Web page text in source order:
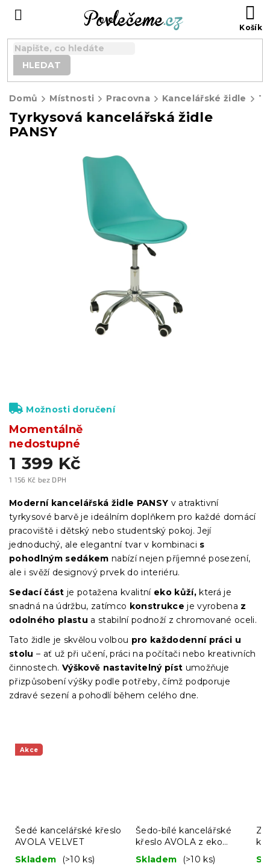
HLEDAT
Domů Místnosti Pracovna Kancelářské židle
Tyrkysová kancelářská židle
PANSY
1 399 Kč
1 156 Kč bez DPH
cena:
Momentálně
nedostupné
Možnosti doručení
Moderní kancelářská židle PANSY v atraktivní
tyrkysové barvě je ideálním doplňkem pro každé domácí
pracoviště i dětský nebo studentský pokoj. Její
jednoduchý, ale elegantní tvar v kombinaci s
pohodlným sedákem nabízí nejen příjemné posezení,
ale i svěží designový prvek do interiéru.
Sedací část je potažena kvalitní eko kůží, která je
snadná na údržbu, zatímco konstrukce je vyrobena z
odolného plastu a stabilní podnoží z chromované oceli.
Tato židle je skvělou volbou pro každodenní práci u
stolu – ať už při učení, práci na počítači nebo kreativních
činnostech. Výškově nastavitelný píst umožňuje
přizpůsobení výšky podle potřeby, čímž podporuje
zdravé sezení a pohodlí během celého dne.
Akce
Šedé kancelářské křeslo
AVOLA VELVET
Skladem
(>10 ks)
Šedo-bílé kancelářské
křeslo AVOLA z eko
kůže
Skladem (>10 ks)